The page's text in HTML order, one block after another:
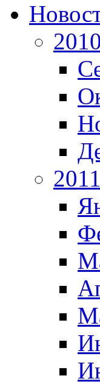
2010
2011